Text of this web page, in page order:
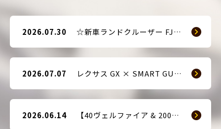
2026.07.30 ☆新車ランドクルーザー FJ（TRJ240） × Argus D1 & 前後ドライブレコーダー取付☆
2026.07.07 レクサス GX × SMART GUARD3 持ち込み取付
2026.06.14 【40ヴェルファイア & 200系ハイエース(9型) 新車2台へ SMART GUARD3取付】